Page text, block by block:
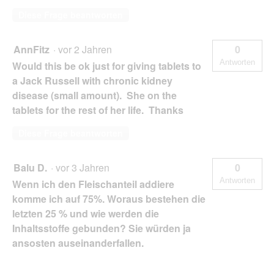
AnnFitz · vor 2 Jahren
Would this be ok just for giving tablets to
a Jack Russell with chronic kidney
disease (small amount). She on the
tablets for the rest of her life. Thanks
0
Antworten
Balu D. · vor 3 Jahren
Wenn ich den Fleischanteil addiere
komme ich auf 75%. Woraus bestehen die
letzten 25 % und wie werden die
Inhaltsstoffe gebunden? Sie würden ja
ansosten auseinanderfallen.
0
Antworten